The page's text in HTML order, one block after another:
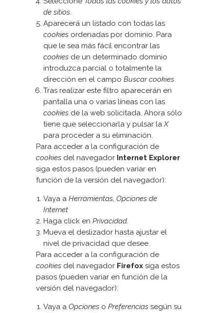
de sitios.
Aparecerá un listado con todas las
cookies ordenadas por dominio. Para
que le sea más fácil encontrar las
cookies de un determinado dominio
introduzca parcial o totalmente la
dirección en el campo Buscar cookies.
Tras realizar este filtro aparecerán en
pantalla una o varias líneas con las
cookies de la web solicitada. Ahora sólo
tiene que seleccionarla y pulsar laX
para proceder a su eliminación.
Para acceder a la configuración de
cookies del navegador Internet Explorer
siga estos pasos (pueden variar en
función de la versión del navegador):
Vaya a Herramientas, Opciones de
Internet
Haga click en Privacidad.
Mueva el deslizador hasta ajustar el
nivel de privacidad que desee.
Para acceder a la configuración de
cookies del navegador Firefox siga estos
pasos (pueden variar en función de la
versión del navegador):
Vaya a Opciones o Preferencias según su